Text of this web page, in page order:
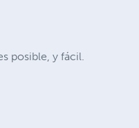
posible, y fácil.